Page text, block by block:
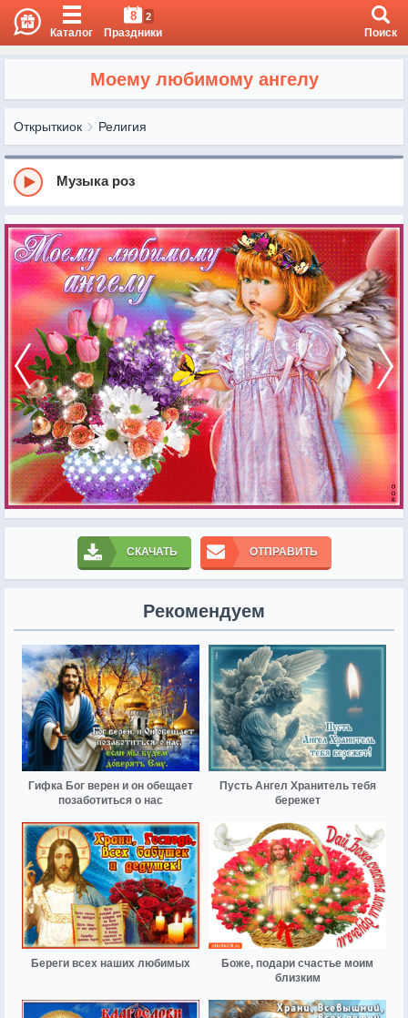
Каталог
8 2
Праздники Поиск
Моему любимому ангелу
Открыткиок Религия
Музыка роз
СКАЧАТЬ ОТПРАВИТЬ
Рекомендуем
Гифка Бог верен и он обещает
позаботиться о нас
Пусть Ангел Хранитель тебя
бережет
Береги всех наших любимых
Боже, подари счастье моим
близким